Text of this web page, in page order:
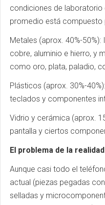
condiciones de
promedio está compuesto
Metales (aprox. 40%-
cobre, aluminio e hierro, y
como oro, plata, paladio,
Plásticos (aprox. 30%-
teclados y componentes
Vidrio y cerámica (aprox.
pantalla y ciertos
El problema de la
Aunque casi todo el
actual (piezas pegadas
selladas y